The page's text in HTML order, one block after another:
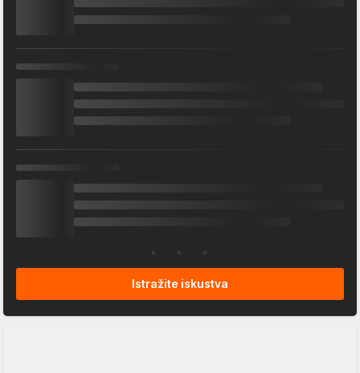
Istražite iskustva